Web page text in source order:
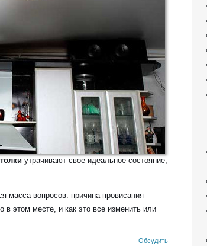
утрачивают свое идеальное состояние,
масса вопросов: причина провисания
в этом месте, и как это все изменить или
Обсудить